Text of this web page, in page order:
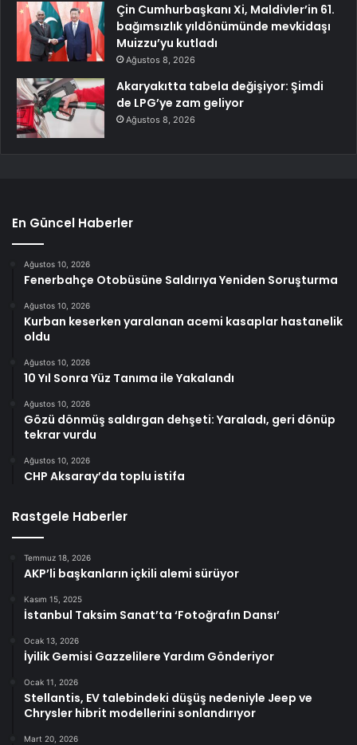
Çin Cumhurbaşkanı Xi, Maldivler’in 61.
bağımsızlık yıldönümünde mevkidaşı
Muizzu’yu kutladı
Ağustos 8, 2026
Akaryakıtta tabela değişiyor: Şimdi
de LPG’ye zam geliyor
Ağustos 8, 2026
En Güncel Haberler
Ağustos 10, 2026
Fenerbahçe Otobüsüne Saldırıya Yeniden Soruşturma
Ağustos 10, 2026
Kurban keserken yaralanan acemi kasaplar hastanelik
oldu
Ağustos 10, 2026
10 Yıl Sonra Yüz Tanıma ile Yakalandı
Ağustos 10, 2026
Gözü dönmüş saldırgan dehşeti: Yaraladı, geri dönüp
tekrar vurdu
Ağustos 10, 2026
CHP Aksaray’da toplu istifa
Rastgele Haberler
Temmuz 18, 2026
AKP’li başkanların içkili alemi sürüyor
Kasım 15, 2025
İstanbul Taksim Sanat’ta ‘Fotoğrafın Dansı’
Ocak 13, 2026
İyilik Gemisi Gazzelilere Yardım Gönderiyor
Ocak 11, 2026
Stellantis, EV talebindeki düşüş nedeniyle Jeep ve
Chrysler hibrit modellerini sonlandırıyor
Mart 20, 2026